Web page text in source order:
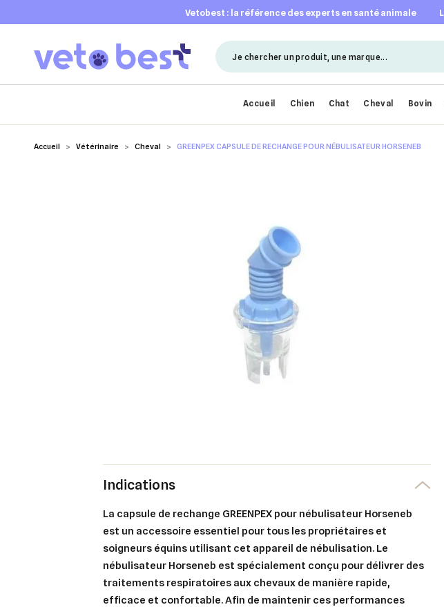
vetobest : la référence des experts en santé animale
Accueil Chien Chat Cheval Bovin
Accueil Vétérinaire Cheval GREENPEX CAPSULE DE RECHANGE POUR NÉBULISATEUR HORSENEB
Indications
La capsule de rechange GREENPEX pour nébulisateur Horseneb
est un accessoire essentiel pour tous les propriétaires et
soigneurs équins utilisant cet appareil de nébulisation. Le
nébulisateur Horseneb est spécialement conçu pour délivrer des
traitements respiratoires aux chevaux de manière rapide,
efficace et confortable. Afin de maintenir ces performances